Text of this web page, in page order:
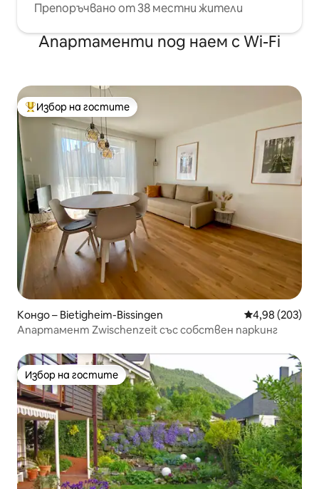
Препоръчвано от 38 местни жители
Апартаменти под наем с Wi-Fi
Най-популярен избор на гостите
Избор на гостите
Кондо – Bietigheim-Bissingen Средна
4,98 (203)
Апартамент Zwischenzeit със собствен паркинг
Избор на гостите
Избор на гостите